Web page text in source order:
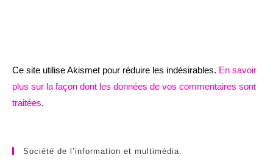
Ce site utilise Akismet pour réduire les indésirables. En savoir
plus sur la façon dont les données de vos commentaires sont
traitées.
Société de l’information et multimédia.